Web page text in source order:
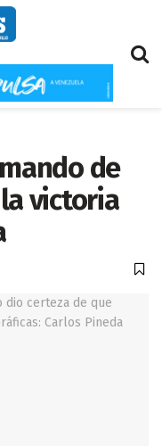
de
victoria